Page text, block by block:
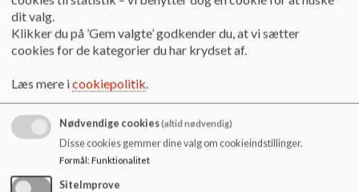
i
Underretning
Hvad gør du, hvis du er bekymret for et barn eller en ung?
http://www.ikast-brande.dk/borger/familie,-boern-
og-unge/er-du-bekymret-for-et-barn-underretning
Formular
dit valg.
Klikker du på ’Gem valgte’ godkender du, at vi sætter
cookies for de kategorier du har krydset af.
Læs mere icookiepolitik.
Nødvendige cookies(altid nødvendig)
Disse cookies gemmer dine valg om cookieindstillinger.
Formål: Funktionalitet
SiteImprove